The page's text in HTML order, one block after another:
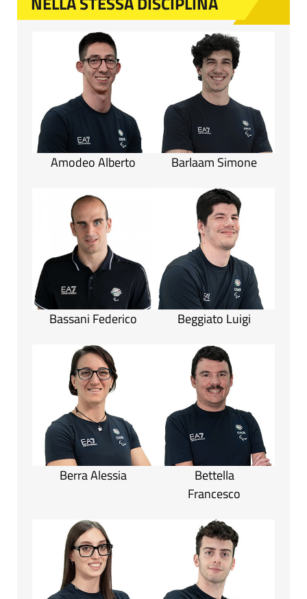
Amodeo Alberto Barlaam Simone
Bassani Federico Beggiato Luigi
Berra Alessia
Bettella
Francesco